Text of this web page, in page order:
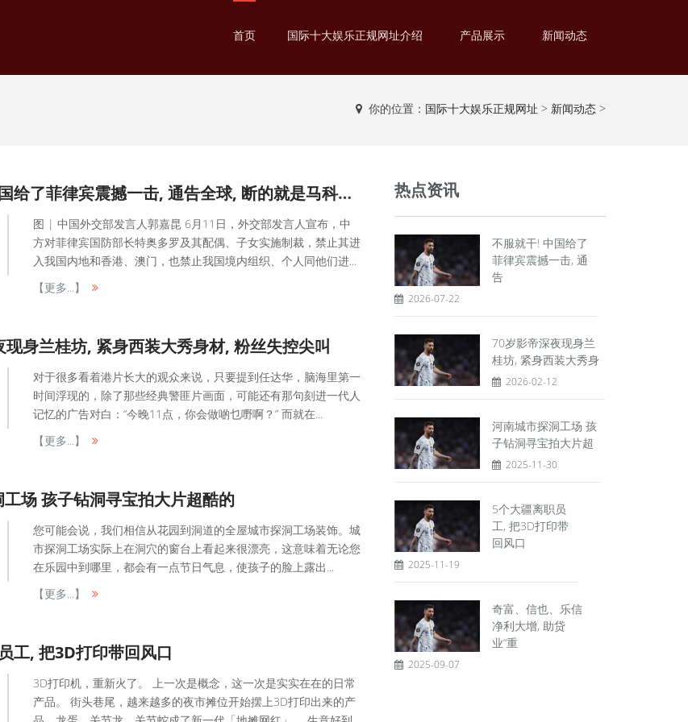
首页 国际十大娱乐正规网址介绍 产品展示 新闻动态
你的位置： 国际十大娱乐正规网址 > 新闻动态 >
不服就干! 中国给了菲律宾震撼一击, 通告全球, 断的就是马科斯退路
图 | 中国外交部发言人郭嘉昆 6月11日，外交部发言人宣布，中
方对菲律宾国防部长特奥多罗及其配偶、子女实施制裁，禁止其进
入我国内地和香港、澳门，也禁止我国境内组织、个人同他们进...
【更多...】
现身兰桂坊, 紧身西装大秀身材, 粉丝失控尖叫
对于很多看着港片长大的观众来说，只要提到任达华，脑海里第一
时间浮现的，除了那些经典警匪片画面，可能还有那句刻进一代人
记忆的广告对白：“今晚11点，你会做啲乜嘢啊？” 而就在...
【更多...】
场 孩子钻洞寻宝拍大片超酷的
您可能会说，我们相信从花园到洞道的全屋城市探洞工场装饰。城
市探洞工场实际上在洞穴的窗台上看起来很漂亮，这意味着无论您
在乐园中到哪里，都会有一点节日气息，使孩子的脸上露出...
【更多...】
工, 把3D打印带回风口
3D打印机，重新火了。 上一次是概念，这一次是实实在在的日常
产品。 街头巷尾，越来越多的夜市摊位开始摆上3D打印出来的产
热点资讯
不服就干! 中国给了
菲律宾震撼一击, 通
告
2026-07-22
70岁影帝深夜现身兰
桂坊, 紧身西装大秀身
2026-02-12
河南城市探洞工场 孩
子钻洞寻宝拍大片超
2025-11-30
5个大疆离职员
工, 把3D打印带
回风口
2025-11-19
奇富、信也、乐信
净利大增, 助贷
业“重
2025-09-07